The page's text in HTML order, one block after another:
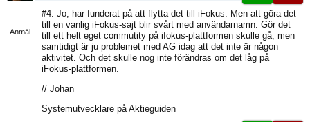
Anmäl
#4: Jo, har funderat på att flytta det till iFokus. Men att göra det
till en vanlig iFokus-sajt blir svårt med användarnamn. Gör det
till ett helt eget commutity på ifokus-plattformen skulle gå, men
samtidigt är ju problemet med AG idag att det inte är någon
aktivitet. Och det skulle nog inte förändras om det låg på
iFokus-plattformen.
// Johan
Systemutvecklare på Aktieguiden